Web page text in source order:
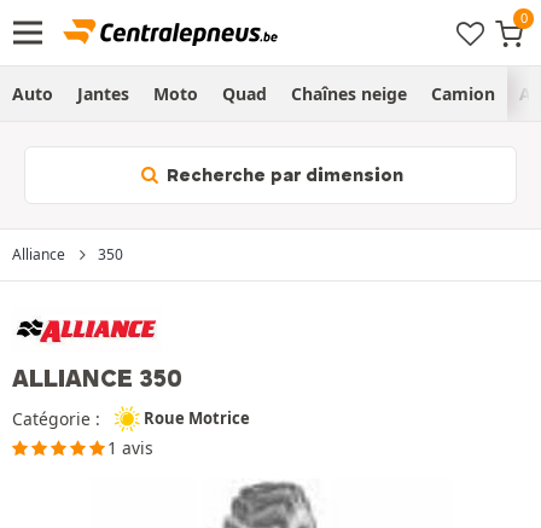
Auto Jantes Moto Quad Chaînes neige Camion
Recherche par dimension
Alliance 350
ALLIANCE 350
Catégorie : Roue Motrice
1 avis